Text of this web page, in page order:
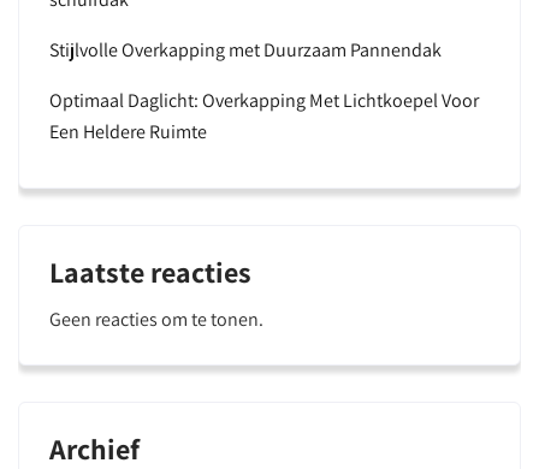
Stijlvolle Overkapping met Duurzaam Pannendak
Optimaal Daglicht: Overkapping Met Lichtkoepel Voor
Een Heldere Ruimte
Laatste reacties
Geen reacties om te tonen.
Archief